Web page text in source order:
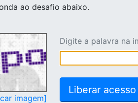
ao desafio abaixo.
imagem]
Digite a palavra na